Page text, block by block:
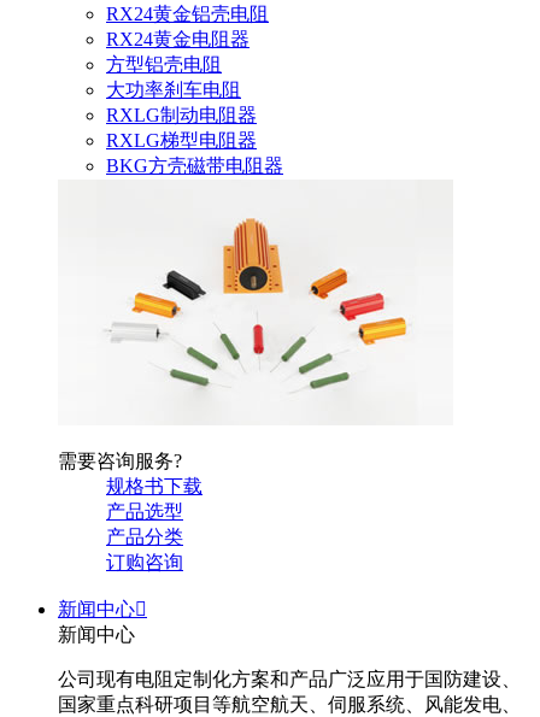
RX24黄金铝壳电阻
RX24黄金电阻器
方型铝壳电阻
大功率刹车电阻
RXLG制动电阻器
RXLG梯型电阻器
BKG方壳磁带电阻器
需要咨询服务?
规格书下载
产品选型
产品分类
订购咨询
新闻中心
新闻中心
公司现有电阻定制化方案和产品广泛应用于国防建设、
国家重点科研项目等航空航天、伺服系统、风能发电、